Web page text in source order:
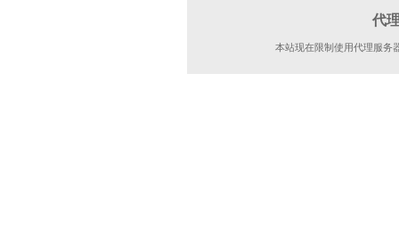
代
本站现在限制使用代理服务